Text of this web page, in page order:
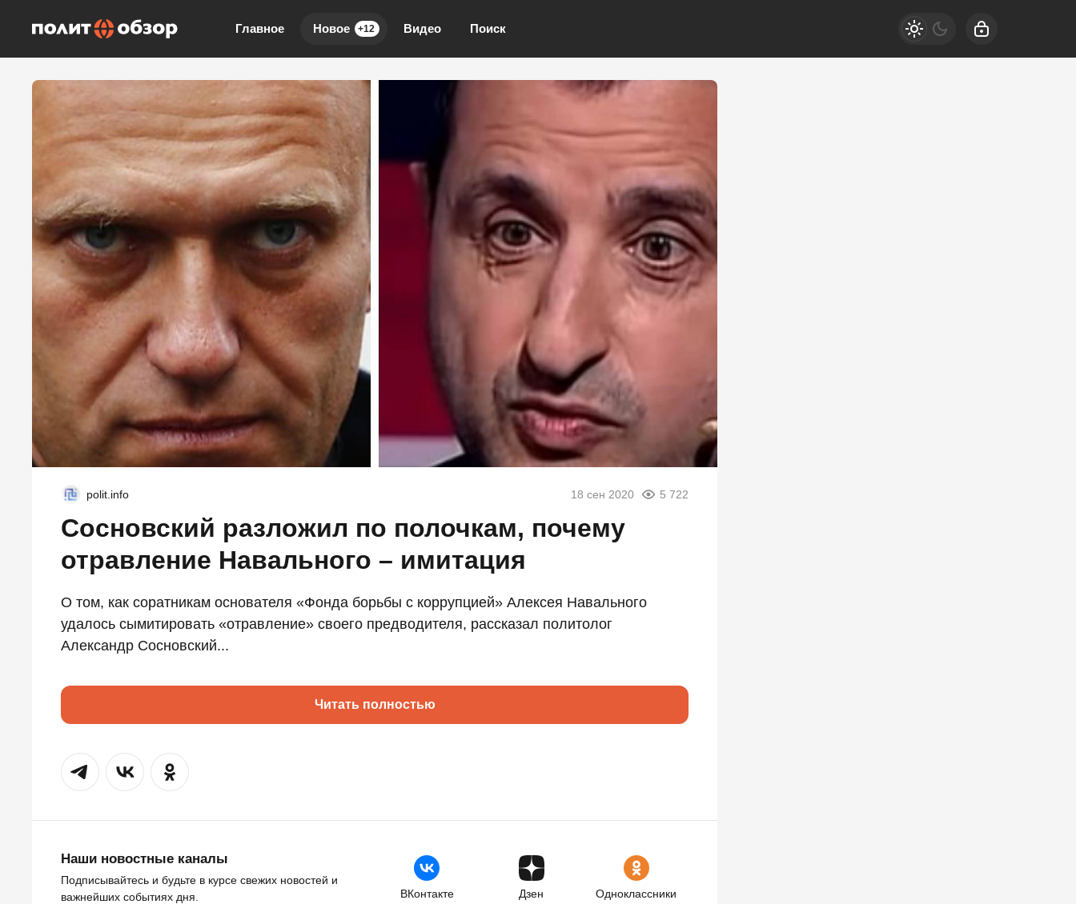
Главное Новое +12 Видео Поиск
polit.info 18 сен 2020 5 722
Сосновский разложил по полочкам, почему
отравление Навального – имитация
О том, как соратникам основателя «Фонда борьбы с коррупцией» Алексея Навального
удалось сымитировать «отравление» своего предводителя, рассказал политолог
Александр Сосновский...
Читать полностью
Наши новостные каналы
Подписывайтесь и будьте в курсе свежих новостей и
важнейших событиях дня.
ВКонтакте Дзен Одноклассники